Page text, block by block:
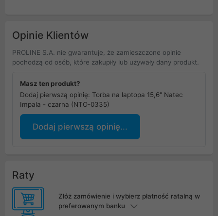
Opinie Klientów
PROLINE S.A. nie gwarantuje, że zamieszczone opinie
pochodzą od osób, które zakupiły lub używały dany produkt.
Masz ten produkt?
Dodaj pierwszą opinię: Torba na laptopa 15,6" Natec
Impala - czarna (NTO-0335)
Dodaj pierwszą opinię...
Raty
Złóż zamówienie i wybierz płatność ratalną w
preferowanym banku